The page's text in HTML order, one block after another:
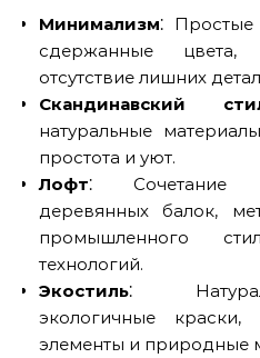
Минимализм⁚
сдержанные цвета,
отсутствие лишних
Скандинавский
натуральные
простота и уют.
Лофт⁚ Сочетание
деревянных балок,
промышленного
технологий.
Экостиль⁚
экологичные краски,
элементы и природные